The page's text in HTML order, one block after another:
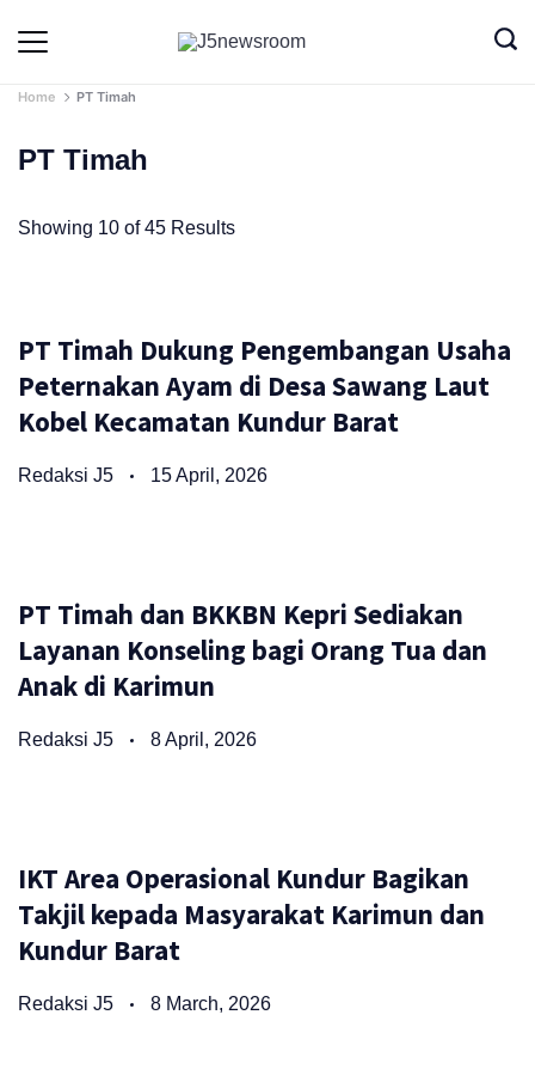
content
Home PT Timah
PT Timah
Showing 10 of 45 Results
PT Timah Dukung Pengembangan Usaha
Peternakan Ayam di Desa Sawang Laut
Kobel Kecamatan Kundur Barat
Redaksi J5 15 April, 2026
PT Timah dan BKKBN Kepri Sediakan
Layanan Konseling bagi Orang Tua dan
Anak di Karimun
Redaksi J5 8 April, 2026
IKT Area Operasional Kundur Bagikan
Takjil kepada Masyarakat Karimun dan
Kundur Barat
Redaksi J5 8 March, 2026